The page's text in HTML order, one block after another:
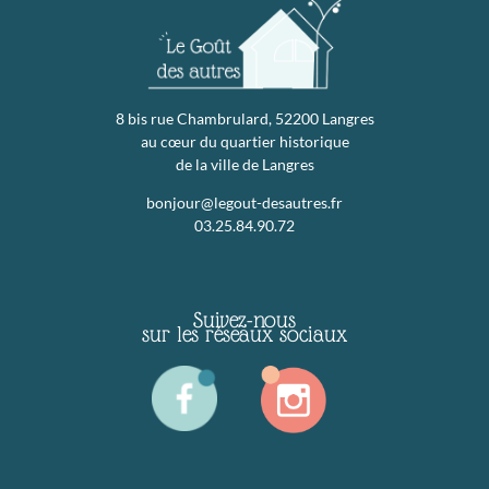
8 bis rue Chambrulard, 52200 Langres
au cœur du quartier historique
de la ville de Langres
bonjour@legout-desautres.fr
03.25.84.90.72
Suivez-nous
sur les réseaux sociaux